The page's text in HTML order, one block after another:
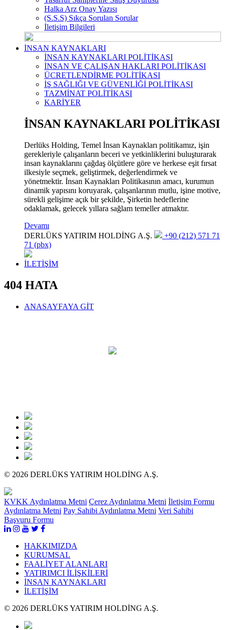
Halka Arz Onay Yazısı
(S.S.S) Sıkça Sorulan Sorular
İletişim Bilgileri
İNSAN KAYNAKLARI
İNSAN KAYNAKLARI POLİTİKASI
İNSAN VE ÇALIŞAN HAKLARI POLİTİKASI
ÜCRETLENDİRME POLİTİKASI
İŞ SAĞLIĞI VE GÜVENLİĞİ POLİTİKASI
TAZMİNAT POLİTİKASI
KARİYER
İNSAN KAYNAKLARI POLİTİKASI
Derlüks Holding, Temel İnsan Kaynakları politikamız, işin
gerekleriyle çalışanların beceri ve yetkinliklerini buluşturarak
insan kaynaklarını çağdaş ölçütlere göre ve herkese eşit fırsat
ilkesiyle seçmek, geliştirmek, değerlendirmek ve
yönetmektir. İnsan Kaynakları Politikasının amacı, kurumun
dinamik yapısını koruyarak, çalışanlarının mutlu, işine motive,
sürekli gelişime açık bir şekilde, Şirketin hedeflerine
odaklamak, gelecek yıllara sağlam temeller atmaktır.
Devamı
DERLÜKS YATIRIM HOLDİNG A.Ş.
+90 (212) 571 71
71 (pbx)
İLETİŞİM
404 HATA
ANASAYFAYA GİT
© 2026 DERLÜKS YATIRIM HOLDİNG A.Ş.
KVKK Aydınlatma Metni Çerez Aydınlatma Metni İletişim Formu
Aydınlatma Metni Pay Sahibi Aydınlatma Metni Veri Sahibi
Başvuru Formu
HAKKIMIZDA
KURUMSAL
FAALİYET ALANLARI
YATIRIMCI İLİŞKİLERİ
İNSAN KAYNAKLARI
İLETİŞİM
© 2026 DERLÜKS YATIRIM HOLDİNG A.Ş.